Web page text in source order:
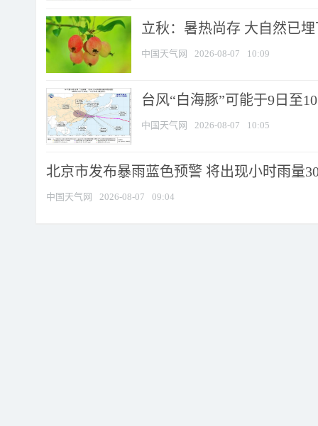
立秋：暑热尚存 大自然已
中国天气网 2026-08-07 10:09
台风“白海豚”可能于9日至
中国天气网 2026-08-07 10:05
北京市发布暴雨蓝色预警 将出现小时雨量
中国天气网 2026-08-07 09:04